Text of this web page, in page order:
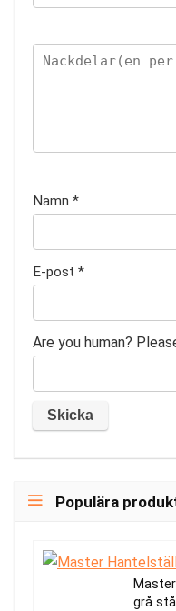
Namn *
E-post *
Are you human?
Populära
grå stål